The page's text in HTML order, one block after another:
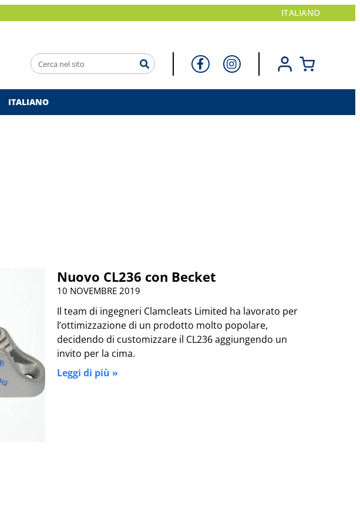
ITALIANO
ITALIANO
Nuovo CL236 con Becket
10 NOVEMBRE 2019
Il team di ingegneri Clamcleats Limited ha lavorato per
l’ottimizzazione di un prodotto molto popolare,
decidendo di customizzare il CL236 aggiungendo un
invito per la cima.
Leggi di più »